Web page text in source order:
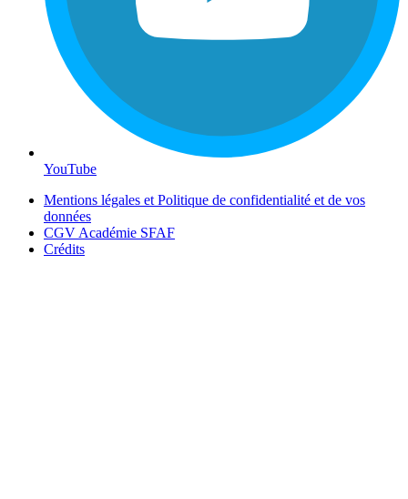
YouTube
Mentions légales et Politique de confidentialité et de vos
données
CGV Académie SFAF
Crédits